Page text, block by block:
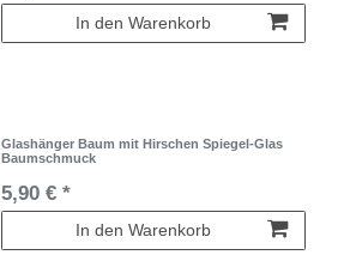
In den Warenkorb
Glashänger Baum mit Hirschen Spiegel-Glas
Baumschmuck
5,90 € *
In den Warenkorb